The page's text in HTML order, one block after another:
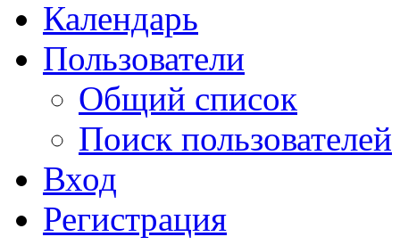
Календарь
Пользователи
Общий список
Поиск пользователей
Вход
Регистрация